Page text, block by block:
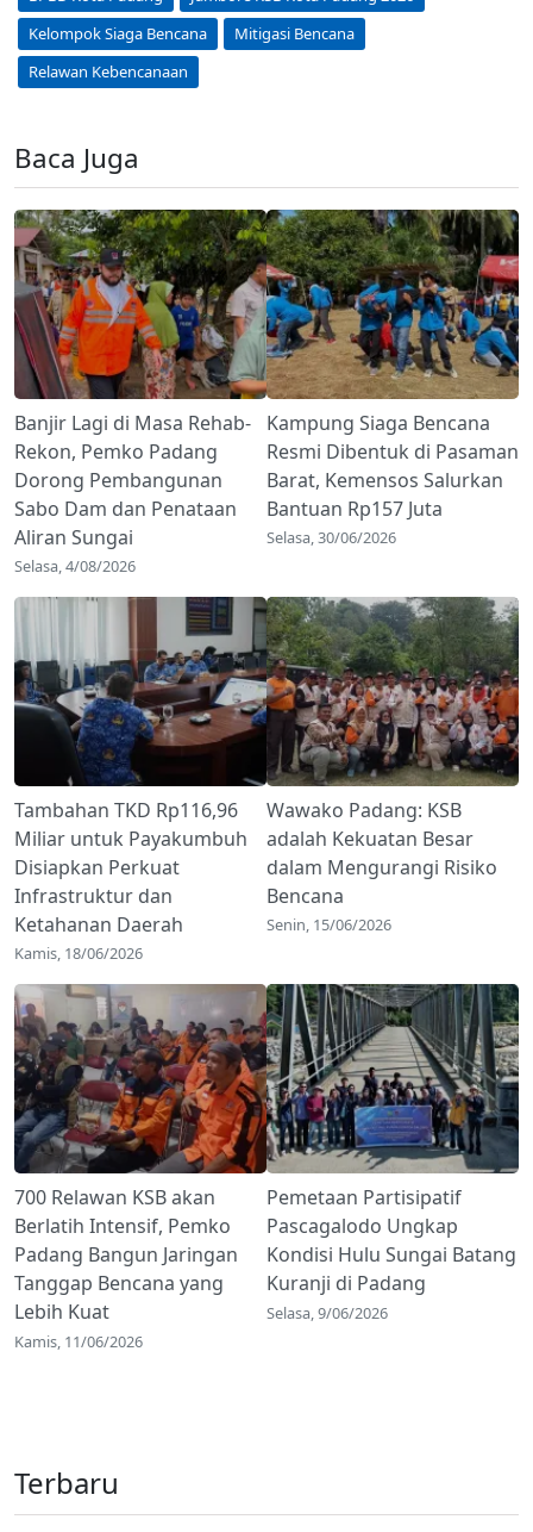
Kelompok Siaga Bencana
Mitigasi Bencana
Relawan Kebencanaan
Baca Juga
Banjir Lagi di Masa Rehab-
Rekon, Pemko Padang
Dorong Pembangunan
Sabo Dam dan Penataan
Aliran Sungai
Selasa, 4/08/2026
Kampung Siaga Bencana
Resmi Dibentuk di Pasaman
Barat, Kemensos Salurkan
Bantuan Rp157 Juta
Selasa, 30/06/2026
Tambahan TKD Rp116,96
Miliar untuk Payakumbuh
Disiapkan Perkuat
Infrastruktur dan
Ketahanan Daerah
Kamis, 18/06/2026
Wawako Padang: KSB
adalah Kekuatan Besar
dalam Mengurangi Risiko
Bencana
Senin, 15/06/2026
700 Relawan KSB akan
Berlatih Intensif, Pemko
Padang Bangun Jaringan
Tanggap Bencana yang
Lebih Kuat
Kamis, 11/06/2026
Pemetaan Partisipatif
Pascagalodo Ungkap
Kondisi Hulu Sungai Batang
Kuranji di Padang
Selasa, 9/06/2026
Terbaru